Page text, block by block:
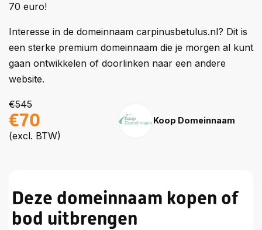
70 euro!
Interesse in de domeinnaam carpinusbetulus.nl? Dit is
een sterke premium domeinnaam die je morgen al kunt
gaan ontwikkelen of doorlinken naar een andere
website.
€545
€70
(excl. BTW)
Koop Domeinnaam
Deze domeinnaam kopen of
bod uitbrengen